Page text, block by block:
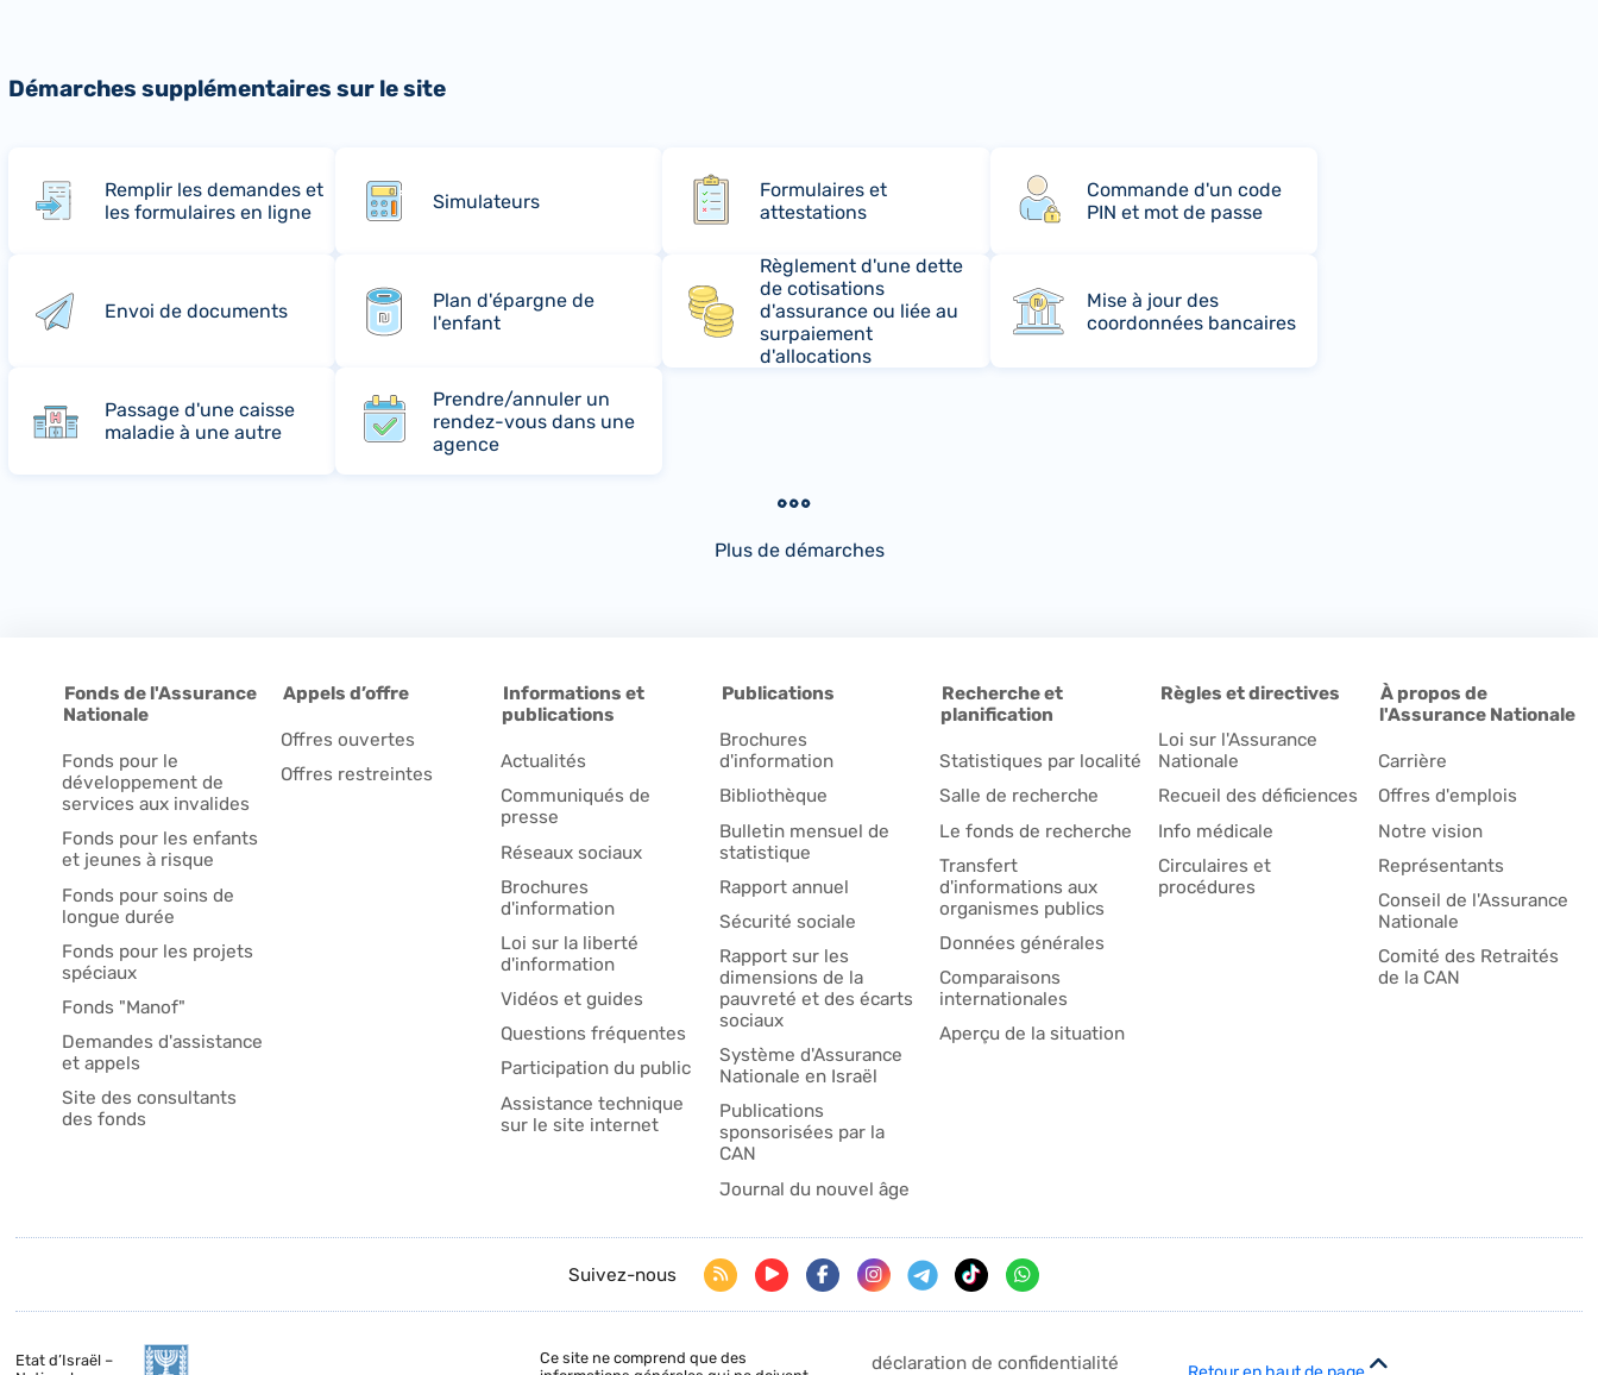
Démarches supplémentaires sur le site
Remplir les demandes et
les formulaires en ligne
Simulateurs
Formulaires et
attestations
Commande d'un code
PIN et mot de passe
Envoi de documents
Plan d'épargne de
l'enfant
Règlement d'une dette
de cotisations
d'assurance ou liée au
surpaiement
d'allocations
Mise à jour des
coordonnées bancaires
Passage d'une caisse
maladie à une autre
Prendre/annuler un
rendez-vous dans une
agence
Plus de démarches
À propos de
l'Assurance Nationale
Carrière
Offres d'emplois
Notre vision
Représentants
Conseil de l'Assurance
Nationale
Comité des Retraités
de la CAN
Règles et directives
Loi sur l'Assurance
Nationale
Recueil des déficiences
Info médicale
Circulaires et
procédures
Recherche et
planification
Statistiques par localité
Salle de recherche
Le fonds de recherche
Transfert
d'informations aux
organismes publics
Données générales
Comparaisons
internationales
Aperçu de la situation
Publications
Brochures
d'information
Bibliothèque
Bulletin mensuel de
statistique
Rapport annuel
Sécurité sociale
Rapport sur les
dimensions de la
pauvreté et des écarts
sociaux
Système d'Assurance
Nationale en Israël
Publications
sponsorisées par la
CAN
Journal du nouvel âge
Informations et
publications
Actualités
Communiqués de
presse
Réseaux sociaux
Brochures
d'information
Loi sur la liberté
d'information
Vidéos et guides
Questions fréquentes
Participation du public
Assistance technique
sur le site internet
Appels d’offre
Offres ouvertes
Offres restreintes
Fonds de l'Assurance
Nationale
Fonds pour le
développement de
services aux invalides
Fonds pour les enfants
et jeunes à risque
Fonds pour soins de
longue durée
Fonds pour les projets
spéciaux
Fonds "Manof"
Demandes d'assistance
et appels
Site des consultants
des fonds
Etat d’Israël –
Ce site ne comprend que des
Suivez-nous
déclaration de confidentialité